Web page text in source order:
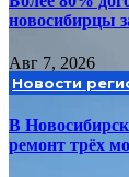
новосибирцы
Авг 7, 2026
Новости
В
ремонт трёх